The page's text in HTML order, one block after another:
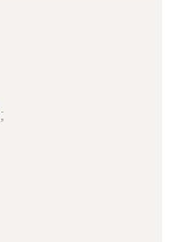
;